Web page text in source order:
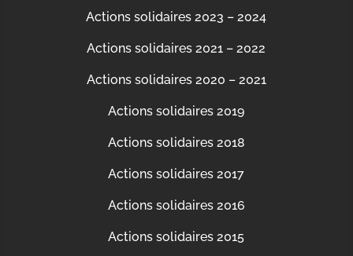
Actions solidaires 2023 – 2024
Actions solidaires 2021 – 2022
Actions solidaires 2020 – 2021
Actions solidaires 2019
Actions solidaires 2018
Actions solidaires 2017
Actions solidaires 2016
Actions solidaires 2015